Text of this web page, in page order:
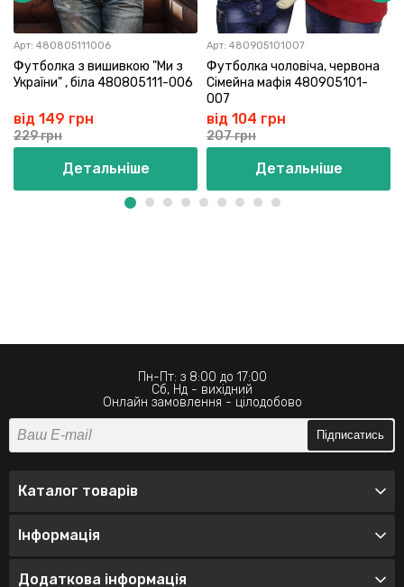
Арт: 480805111006
Футболка з вишивкою "Ми з
України" , біла 480805111-006
від 149 грн
229 грн
Детальніше
Арт: 480905101007
Футболка чоловіча, червона
Сімейна мафія 480905101-
007
від 104 грн
207 грн
Детальніше
Пн-Пт: з 8:00 до 17:00
Сб, Нд - вихідний
Онлайн замовлення - цілодобово
Підписатись
Каталог товарів
Інформація
Додаткова інформація